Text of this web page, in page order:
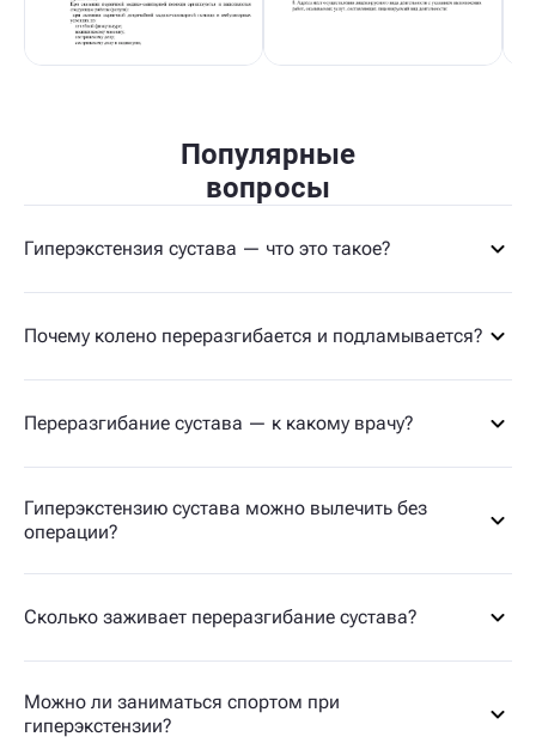
Популярные
вопросы
Гиперэкстензия сустава — что это такое?
Почему колено переразгибается и подламывается?
Переразгибание сустава — к какому врачу?
Гиперэкстензию сустава можно вылечить без
операции?
Сколько заживает переразгибание сустава?
Можно ли заниматься спортом при
гиперэкстензии?